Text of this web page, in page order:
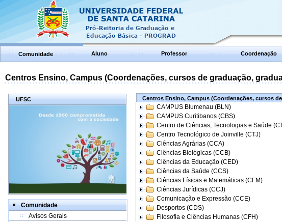
Comunidade Aluno Professor Coordenação
Centros Ensino, Campus (Coordenações, cursos de graduação,
UFSC
Comunidade
Avisos Gerais
Centros Ensino, Campus (Coordenações, cursos
CAMPUS Blumenau (BLN)
CAMPUS Curitibanos (CBS)
Centro de Ciências, Tecnologias e Saúde
Centro Tecnológico de Joinville (CTJ)
Ciências Agrárias (CCA)
Ciências Biológicas (CCB)
Ciências da Educação (CED)
Ciências da Saúde (CCS)
Ciências Físicas e Matemáticas (CFM)
Ciências Jurídicas (CCJ)
Comunicação e Expressão (CCE)
Desportos (CDS)
Filosofia e Ciências Humanas (CFH)